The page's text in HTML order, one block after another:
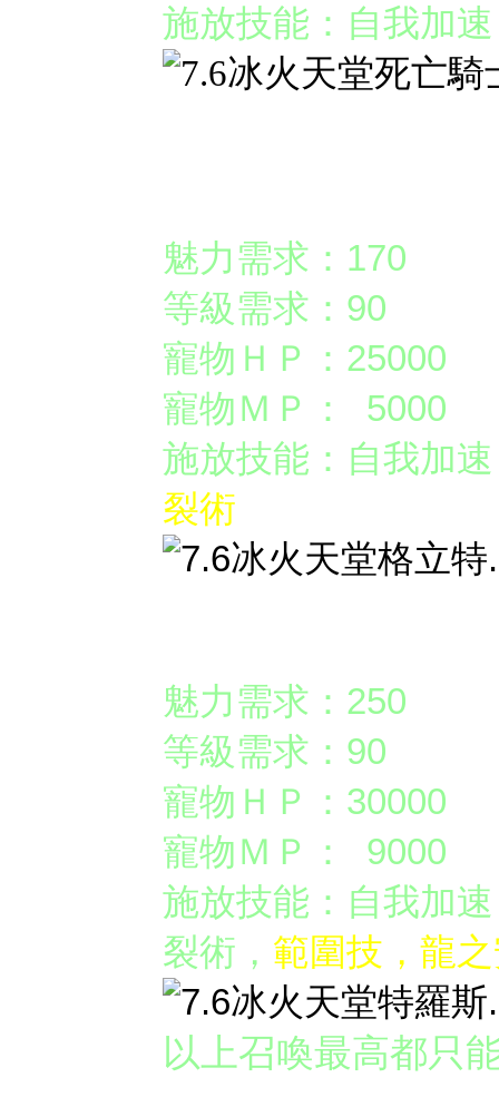
施放技能：自我加
魅力需求：170
等級需求：90
寵物ＨＰ：25000
寵物ＭＰ： 5000
施放技能：自我加
裂術
魅力需求：250
等級需求：90
寵物ＨＰ：30000
寵物ＭＰ： 9000
施放技能：自我加
裂術， 範圍技，龍
以上召喚最高都只